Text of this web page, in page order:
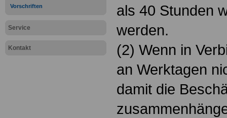
Vorschriften
Service
Kontakt
als 40 Stunden
werden.
(2) Wenn in
an Werktagen
damit die